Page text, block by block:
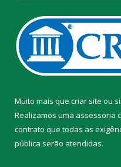
Muito mais que criar site ou
Realizamos uma assessoria
contrato que todas as
pública serão atendidas.